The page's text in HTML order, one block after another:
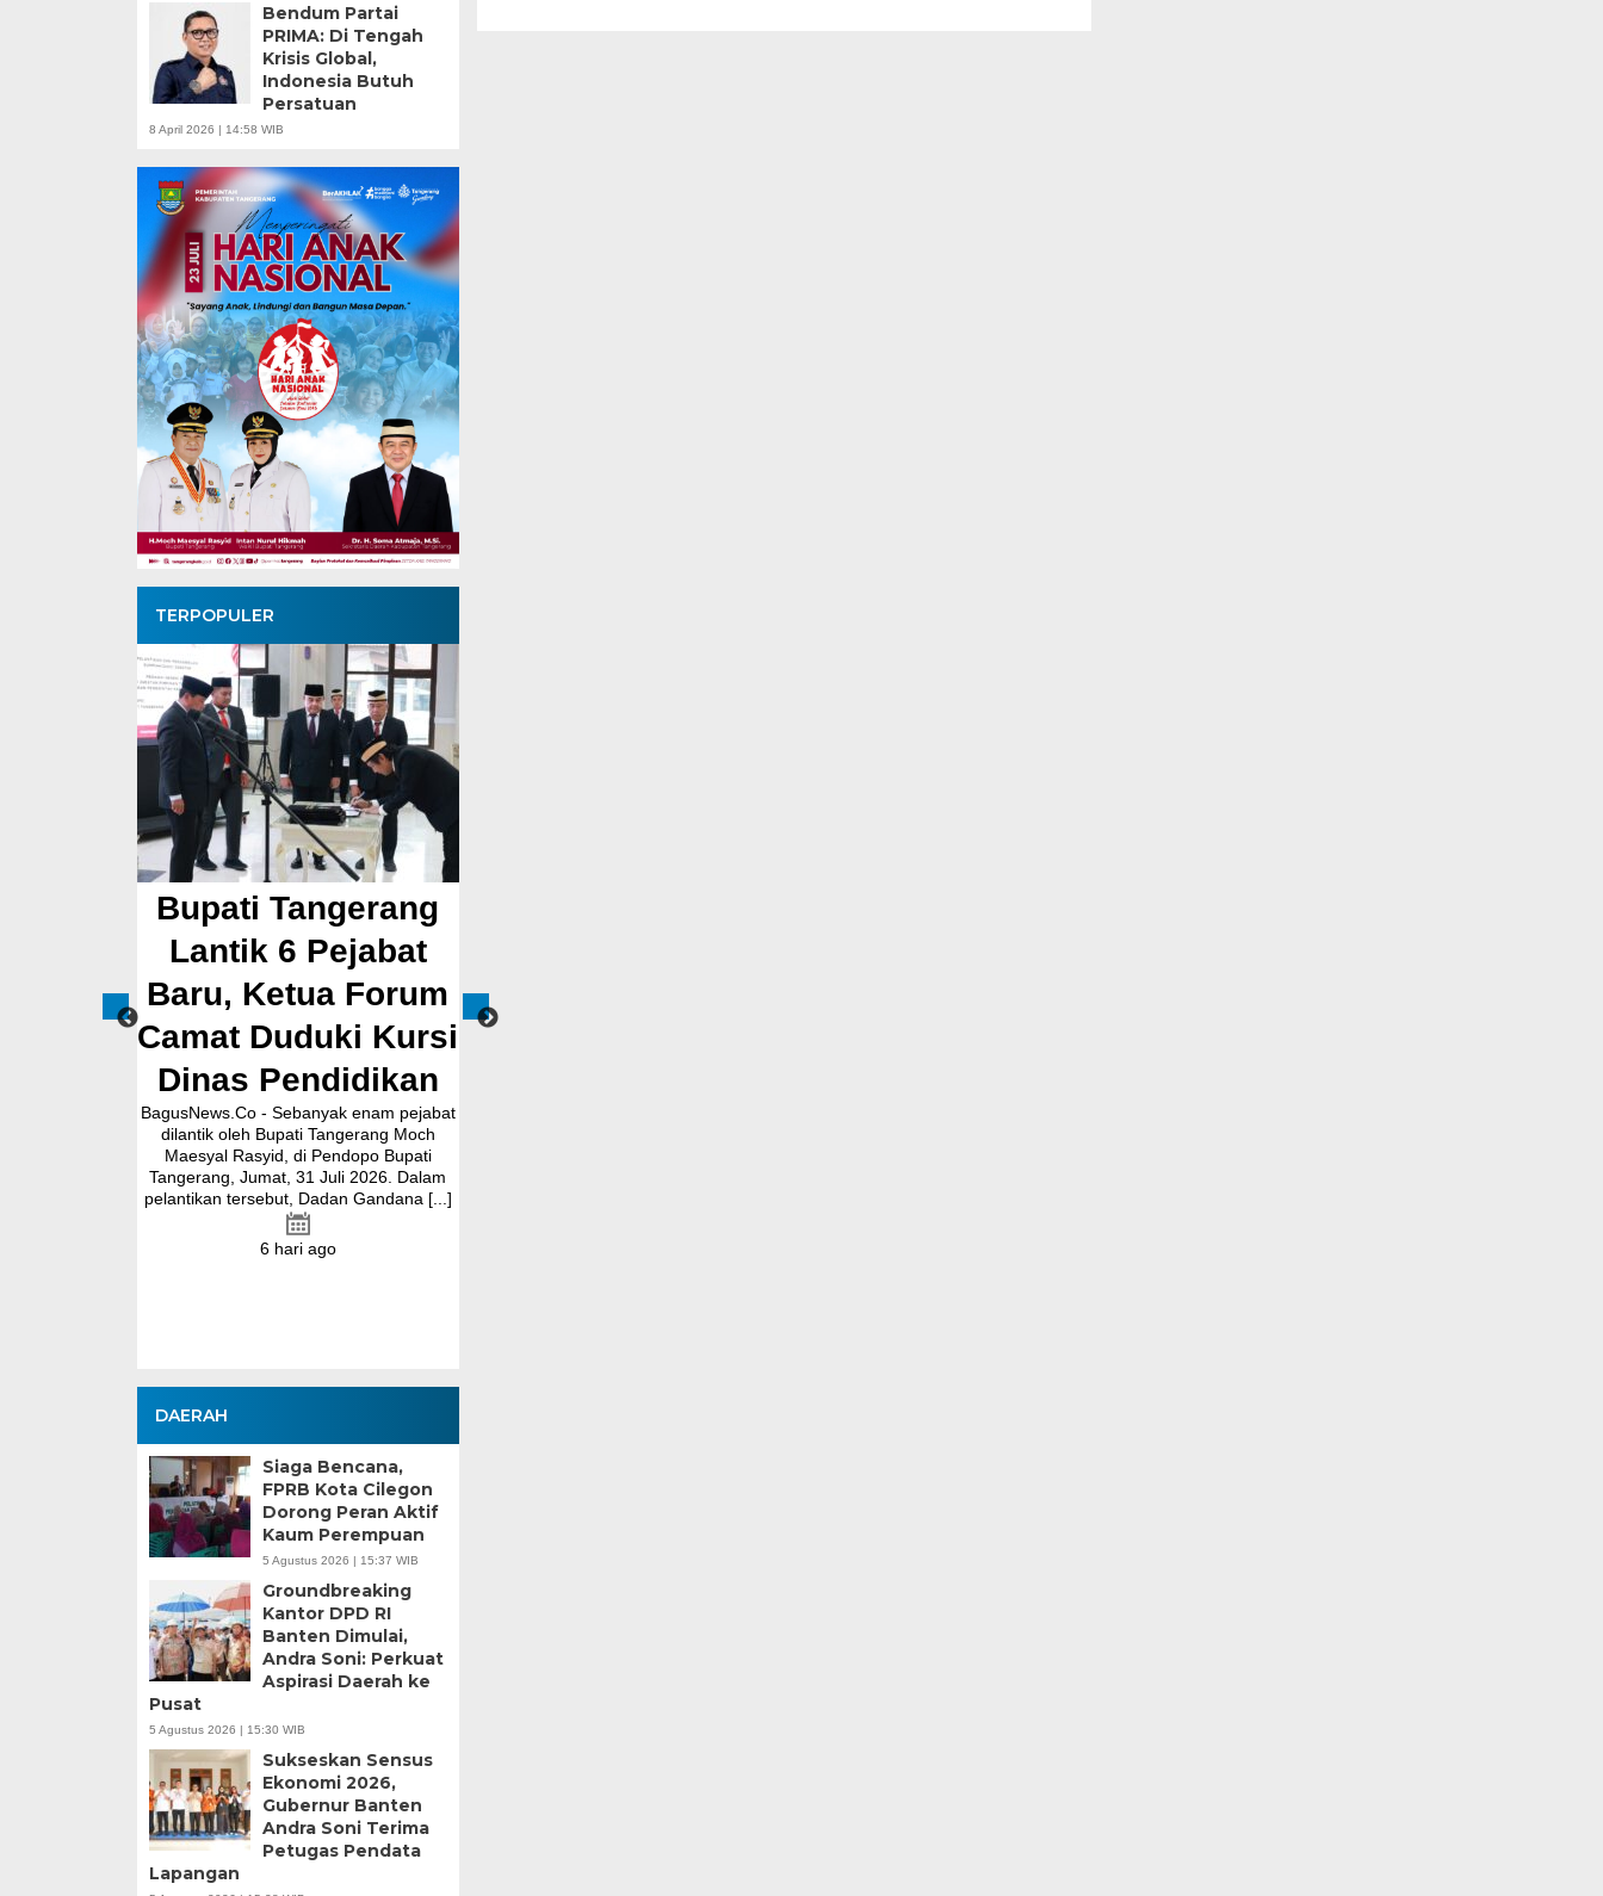
Bendum Partai
PRIMA: Di Tengah
Krisis Global,
Indonesia Butuh
Persatuan
8 April 2026 | 14:58 WIB
TERPOPULER
Forum
Kursi
Pembangunan
Jalan Ceplak–
Kronjo Sepanjang
11 Kilometer, Bupati
Tangerang: Awasi
Bersama
BagusNews.Co – Bupati Tangerang Moch.
Maesyal Rasyid, melakukan peletakan
batu pertama (Groundbreaking)
rekonstruksi Jalan Ceplak–Penjamuran
dan Jalan Penjamuran–Kronjo, awal
Agustus 2026.Pada acara tersebut, Bupati
DAERAH
Siaga Bencana,
FPRB Kota Cilegon
Dorong Peran Aktif
Kaum Perempuan
5 Agustus 2026 | 15:37 WIB
Groundbreaking
Kantor DPD RI
Banten Dimulai,
Andra Soni: Perkuat
Aspirasi Daerah ke
Pusat
5 Agustus 2026 | 15:30 WIB
Sukseskan Sensus
Ekonomi 2026,
Gubernur Banten
Andra Soni Terima
Petugas Pendata
Lapangan